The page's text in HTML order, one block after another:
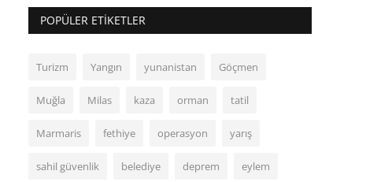
POPÜLER ETIKETLER
Turizm Yangın yunanistan Göçmen
Muğla Milas kaza orman tatil
Marmaris fethiye operasyon yarış
sahil güvenlik belediye deprem eylem